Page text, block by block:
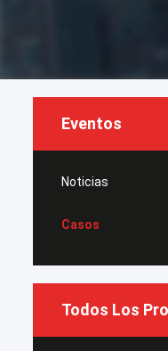
Eventos
Noticias
Casos
Todos Los